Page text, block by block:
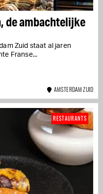
de ambachtelijke
Zuid staat al jaren
Franse...
AMSTERDAM ZUID
RESTAURANTS